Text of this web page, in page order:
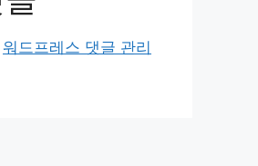
워드프레스 댓글 관리